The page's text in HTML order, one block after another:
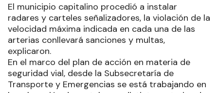
El municipio capitalino procedió a instalar
radares y carteles señalizadores, la violación de la
velocidad máxima indicada en cada una de las
arterias conllevará sanciones y multas,
explicaron.
En el marco del plan de acción en materia de
seguridad vial, desde la Subsecretaría de
Transporte y Emergencias se está trabajando en